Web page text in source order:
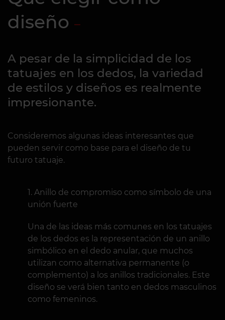
diseño
A pesar de la simplicidad de los
tatuajes en los dedos, la variedad
de estilos y diseños es realmente
impresionante.
Consideremos algunas ideas interesantes que
pueden servir como base para el diseño de tu
futuro tatuaje.
Anillo de compromiso como símbolo de una
unión fuerte
Una de las ideas más comunes en los tatuajes
de los dedos es la representación de un anillo
simbólico en el dedo anular, que muchos
utilizan como alternativa permanente (o
complemento) a los anillos tradicionales. Este
diseño se verá bien tanto en dedos masculinos
como femeninos.